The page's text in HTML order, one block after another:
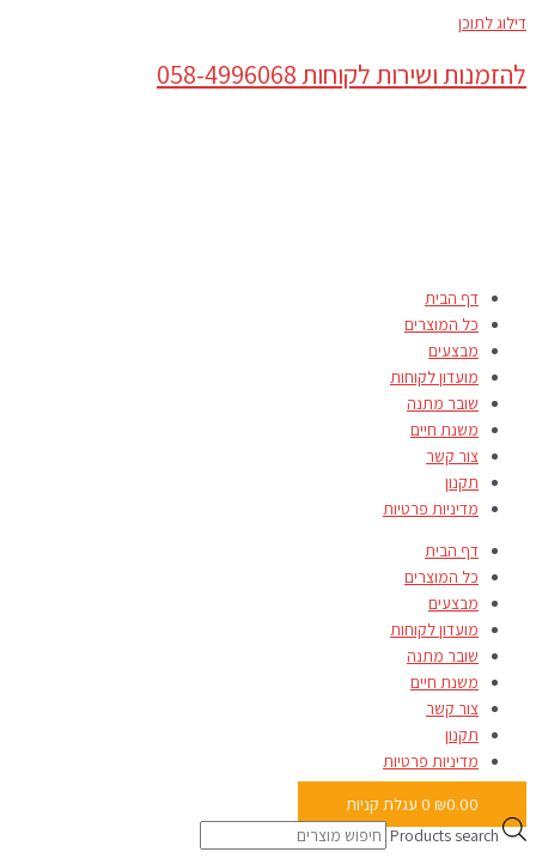
דילוג לתוכן
להזמנות ושירות לקוחות 058-4996068
דף הבית
כל המוצרים
מבצעים
מועדון לקוחות
שובר מתנה
משנת חיים
צור קשר
תקנון
מדיניות פרטיות
דף הבית
כל המוצרים
מבצעים
מועדון לקוחות
שובר מתנה
משנת חיים
צור קשר
תקנון
מדיניות פרטיות
₪0.00
0 עגלת קניות
Products search